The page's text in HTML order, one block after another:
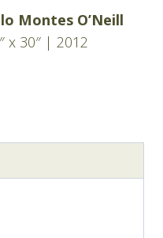
Montes O’Neill
x 30″ | 2012